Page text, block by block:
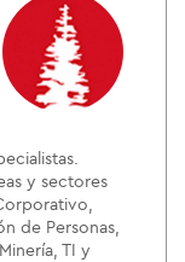
y sectores
de Personas,
TI y